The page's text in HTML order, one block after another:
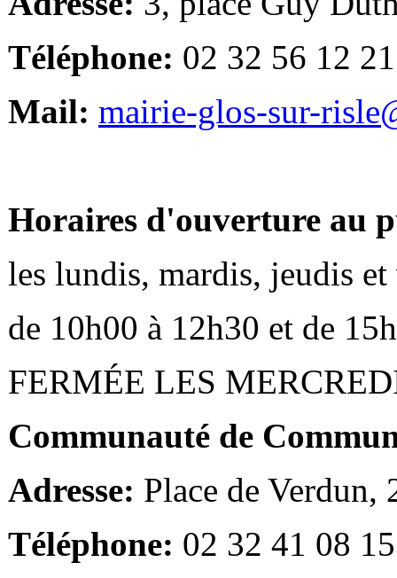
Téléphone: 02 32 56 12 21
Mail: mairie-glos-sur-
Horaires d'ouverture au
les lundis, mardis, jeudis et
de 10h00 à 12h30 et de
FERMÉE LES
Communauté de
Adresse: Place de Verdun,
Téléphone: 02 32 41 08 15